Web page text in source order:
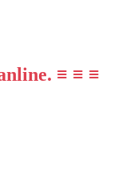
≡ ≡ ≡